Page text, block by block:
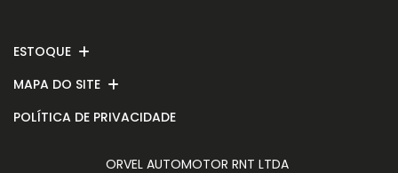
ESTOQUE
MAPA DO SITE
POLÍTICA DE PRIVACIDADE
ORVEL AUTOMOTOR RNT LTDA